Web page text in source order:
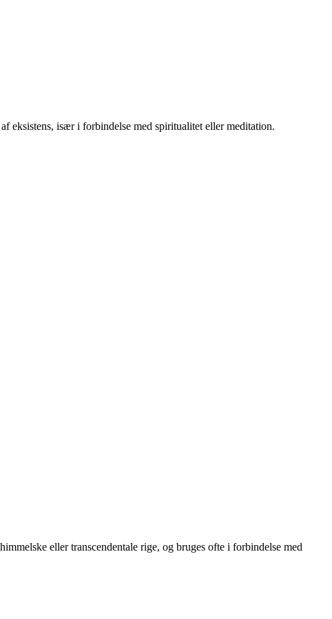
eksistens, især i forbindelse med spiritualitet eller meditation.
eller transcendentale rige, og bruges ofte i forbindelse med